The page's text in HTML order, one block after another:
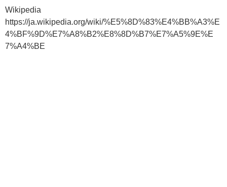
Wikipedia
https://ja.wikipedia.org/wiki/%E5%8D%83%E4%BB%A3%E
4%BF%9D%E7%A8%B2%E8%8D%B7%E7%A5%9E%E
7%A4%BE